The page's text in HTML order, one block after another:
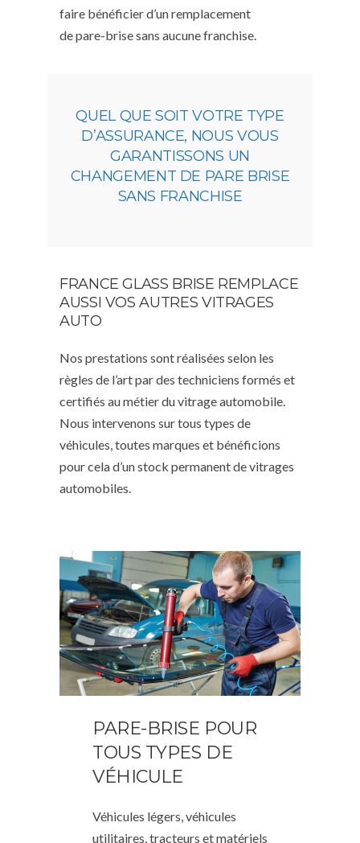
faire bénéficier d’un remplacement
de pare-brise sans aucune franchise.
QUEL QUE SOIT VOTRE TYPE
D’ASSURANCE, NOUS VOUS
GARANTISSONS UN
CHANGEMENT DE PARE BRISE
SANS FRANCHISE
FRANCE GLASS BRISE REMPLACE
AUSSI VOS AUTRES VITRAGES
AUTO
Nos prestations sont réalisées selon les
règles de l’art par des techniciens formés et
certifiés au métier du vitrage automobile.
Nous intervenons sur tous types de
véhicules, toutes marques et bénéficions
pour cela d’un stock permanent de vitrages
automobiles.
PARE-BRISE POUR
TOUS TYPES DE
VÉHICULE
Véhicules légers, véhicules
utilitaires, tracteurs et matériels